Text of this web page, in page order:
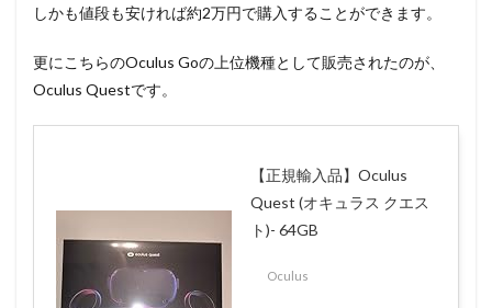
しかも値段も安ければ約2万円で購入することができます。
更にこちらのOculus Goの上位機種として販売されたのが、
Oculus Questです。
【正規輸入品】Oculus
Quest (オキュラス クエス
ト)- 64GB
Oculus